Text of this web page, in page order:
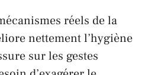
réels de la
nettement l’hygiène
sur les gestes